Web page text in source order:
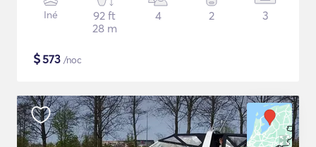
Iné
92 ft
28 m
4 2 3
$573 /noc